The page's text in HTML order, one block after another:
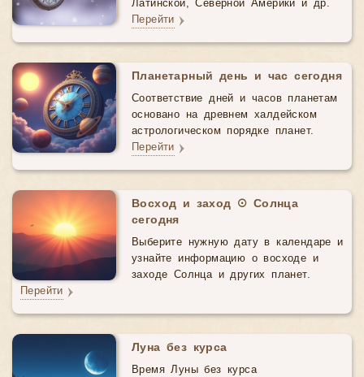
Латинской, Северной Америки и др.
Перейти
Планетарный день и час сегодня
Соответствие дней и часов планетам
основано на древнем халдейском
астрологическом порядке планет.
Перейти
Восход и заход ☉ Солнца
сегодня
Выберите нужную дату в календаре и
узнайте информацию о восходе и
заходе Солнца и других планет.
Перейти
Луна без курса
Время Луны без курса